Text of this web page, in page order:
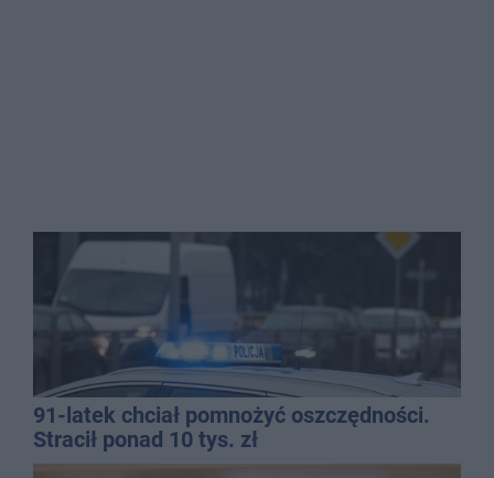
91-latek chciał pomnożyć oszczędności.
Stracił ponad 10 tys. zł